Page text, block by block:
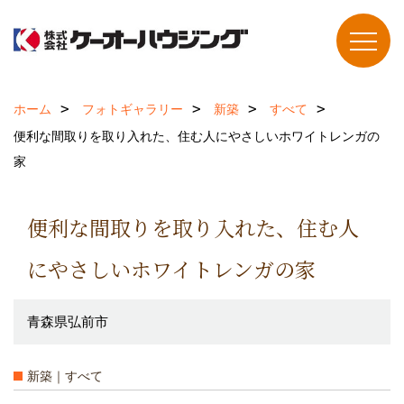
ホーム フォトギャラリー 新築
すべて
便利な間取りを取り入れた、住む人にやさしいホワイトレンガの
家
便利な間取りを取り入れた、住む人
にやさしいホワイトレンガの家
青森県弘前市
新築｜すべて